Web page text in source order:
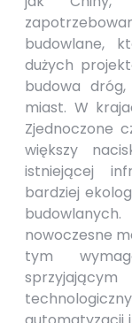
budowlane,
dużych
budowa
miast. W
Zjednoczone
większy
istniejącej
bardziej
nowoczesne
tym